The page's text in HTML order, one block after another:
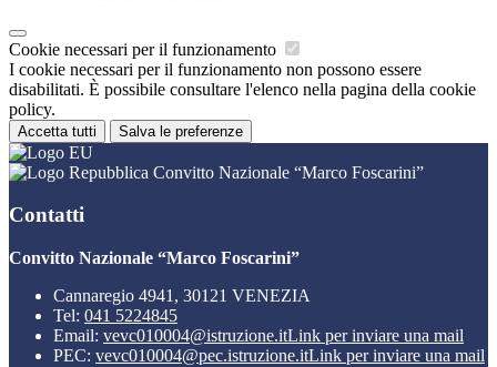
Cookie necessari per il funzionamento
I cookie necessari per il funzionamento non possono essere
disabilitati. È possibile consultare l'elenco nella pagina della cookie
policy.
Accetta tutti Salva le preferenze
Convitto Nazionale “Marco Foscarini”
Contatti
Convitto Nazionale “Marco Foscarini”
Cannaregio 4941, 30121 VENEZIA
Tel: 041 5224845
Email: vevc010004@istruzione.itLink per inviare una mail
PEC: vevc010004@pec.istruzione.itLink per inviare una mail